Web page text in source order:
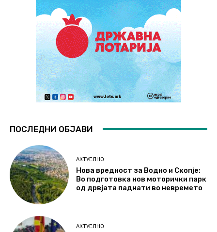
ПОСЛЕДНИ ОБЈАВИ
АКТУЕЛНО
Нова вредност за Водно и Скопје:
Во подготовка нов моторички парк
од дрвјата паднати во невремето
АКТУЕЛНО